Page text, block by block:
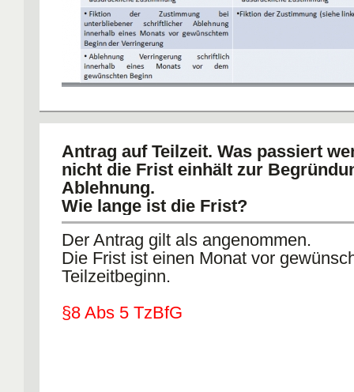
Antrag auf Teilzeit. Was passiert
nicht die Frist einhält zur
Ablehnung.
Wie lange ist die Frist?
Der Antrag gilt als angenommen.
Die Frist ist einen Monat vor
Teilzeitbeginn.
§8 Abs 5 TzBfG